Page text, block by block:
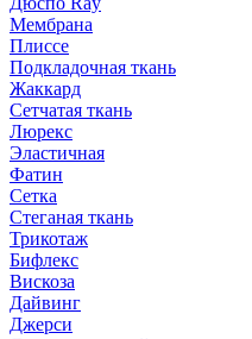
Мембрана
Плиссе
Подкладочная ткань
Жаккард
Сетчатая ткань
Люрекс
Эластичная
Фатин
Сетка
Стеганая ткань
Трикотаж
Бифлекс
Вискоза
Дайвинг
Джерси